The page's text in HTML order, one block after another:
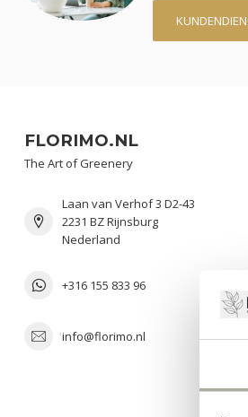
FLORIMO.NL
The Art of Greenery
Laan van Verhof 3 D2-43
2231 BZ Rijnsburg
Nederland
+316 155 833 96
info@florimo.nl